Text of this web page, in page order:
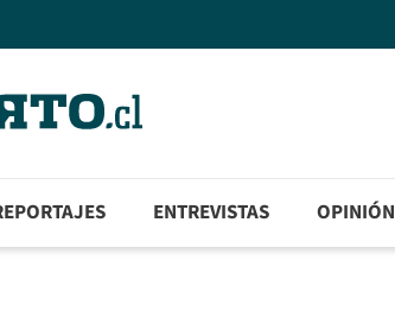
ENTREVISTAS OPINIÓN